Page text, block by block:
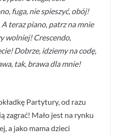
fuga, nie spieszyć, obój!
teraz piano, patrz na mnie
wolniej! Crescendo,
Dobrze, idziemy na codę,
tak, brawa dla mnie!
Partytury, od razu
zagrać! Mało jest na rynku
a jako mama dzieci